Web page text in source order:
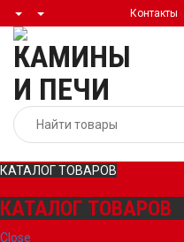
Контакты
КАТАЛОГ ТОВАРОВ
КАТАЛОГ ТОВАРОВ
Close